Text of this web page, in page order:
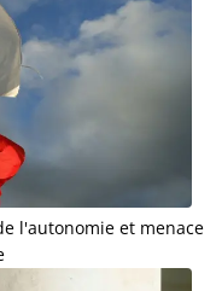
l'autonomie et menace